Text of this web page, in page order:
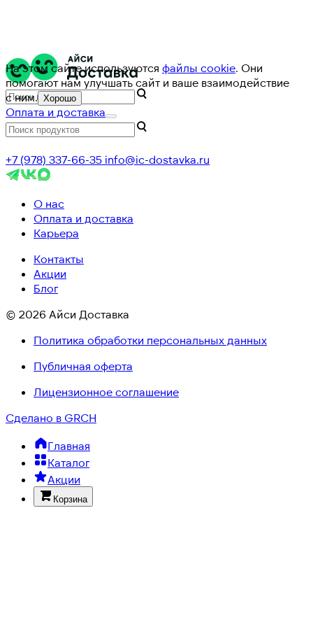
На этом сайте используются файлы cookie. Они
помогают нам улучшать сайт и ваше взаимодействие
с ним. Хорошо
Оплата и доставка
+7 (978) 337-66-35 info@ic-dostavka.ru
О нас
Оплата и доставка
Карьера
Контакты
Акции
Блог
© 2026 Айси Доставка
Политика обработки персональных данных
Публичная оферта
Лицензионное соглашение
Сделано в GRCH
Главная
Каталог
Акции
Корзина